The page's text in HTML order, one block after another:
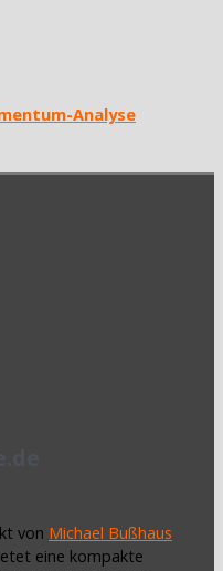
Analyse
von Michael Bußhaus
eine kompakte